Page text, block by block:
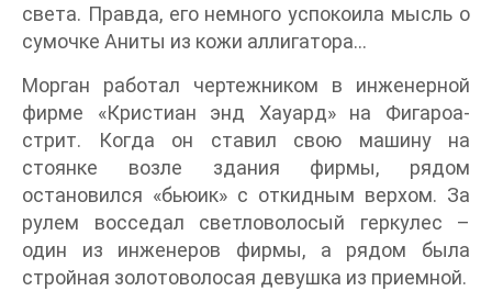
света. Правда, его немного успокоила мысль о
сумочке Аниты из кожи аллигатора…
Морган работал чертежником в инженерной
фирме «Кристиан энд Хауард» на Фигароа-
стрит. Когда он ставил свою машину на
стоянке возле здания фирмы, рядом
остановился «бьюик» с откидным верхом. За
рулем восседал светловолосый геркулес –
один из инженеров фирмы, а рядом была
стройная золотоволосая девушка из приемной.